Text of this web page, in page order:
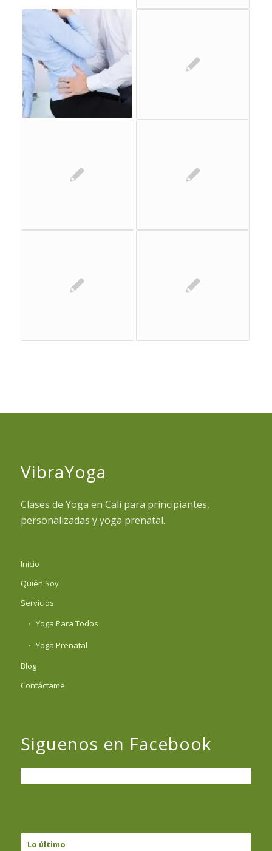
VibraYoga
Clases de Yoga en Cali para principiantes,
personalizadas y yoga prenatal.
Inicio
Quién Soy
Servicios
Yoga Para Todos
Yoga Prenatal
Blog
Contáctame
Siguenos en Facebook
Lo último